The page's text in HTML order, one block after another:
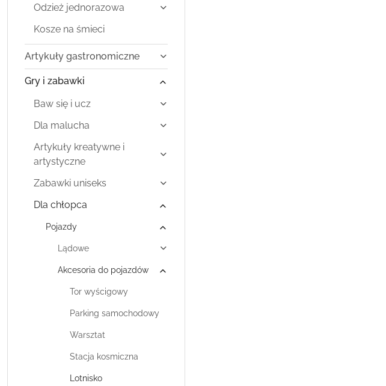
Odzież jednorazowa
Kosze na śmieci
Artykuły gastronomiczne
Gry i zabawki
Baw się i ucz
Dla malucha
Artykuły kreatywne i
artystyczne
Zabawki uniseks
Dla chłopca
Pojazdy
Lądowe
Akcesoria do pojazdów
Tor wyścigowy
Parking samochodowy
Warsztat
Stacja kosmiczna
Lotnisko